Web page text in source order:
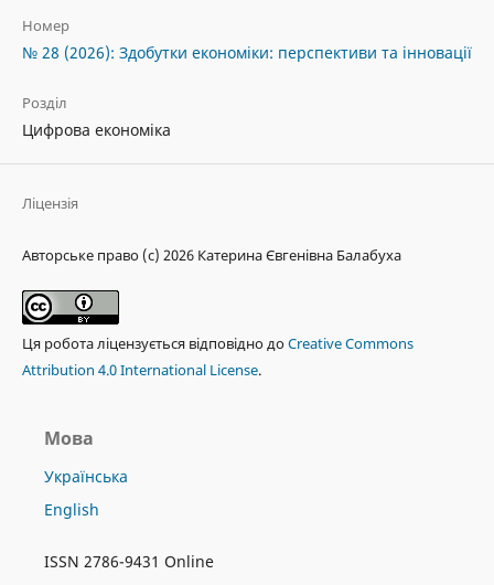
Номер
№ 28 (2026): Здобутки економіки: перспективи та інновації
Розділ
Цифрова економіка
Ліцензія
Авторське право (c) 2026 Катерина Євгенівна Балабуха
Ця робота ліцензується відповідно доCreative Commons
Attribution 4.0 International License.
Мова
Українська
English
ISSN 2786-9431 Online